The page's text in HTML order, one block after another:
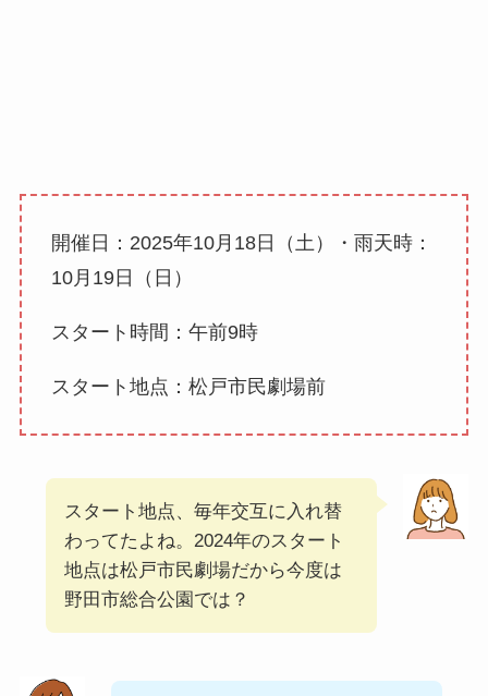
開催日：2025年10月18日（土）・雨天時：
10月19日（日）
スタート時間：午前9時
スタート地点：松戸市民劇場前
スタート地点、毎年交互に入れ替
わってたよね。2024年のスタート
地点は松戸市民劇場だから今度は
野田市総合公園では？